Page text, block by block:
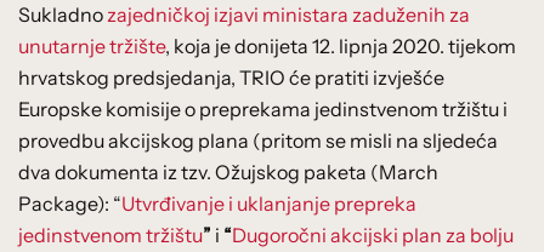
Sukladno zajedničkoj izjavi ministara zaduženih za
unutarnje tržište, koja je donijeta 12. lipnja 2020. tijekom
hrvatskog predsjedanja, TRIO će pratiti izvješće
Europske komisije o preprekama jedinstvenom tržištu i
provedbu akcijskog plana (pritom se misli na sljedeća
dva dokumenta iz tzv. Ožujskog paketa (March
Package): “Utvrđivanje i uklanjanje prepreka
jedinstvenom tržištu” i “Dugoročni akcijski plan za bolju